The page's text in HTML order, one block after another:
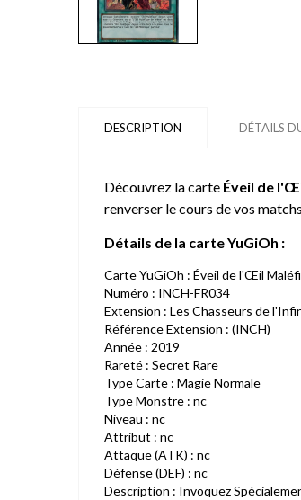
DESCRIPTION DÉTAILS
Découvrez la carte Éveil de
renverser le cours de vos
Détails de la carte YuGiOh :
Carte YuGiOh : Éveil de l'Œil
Numéro : INCH-FR034
Extension : Les Chasseurs de
Référence Extension : (INCH)
Année : 2019
Rareté : Secret Rare
Type Carte : Magie Normale
Type Monstre : nc
Niveau : nc
Attribut : nc
Attaque (ATK) : nc
Défense (DEF) : nc
Description : Invoquez